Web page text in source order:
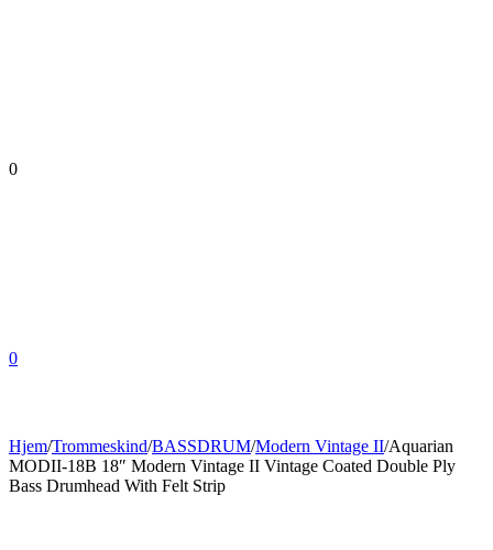
0
0
Hjem/Trommeskind/BASSDRUM/Modern Vintage II/Aquarian
MODII-18B 18″ Modern Vintage II Vintage Coated Double Ply
Bass Drumhead With Felt Strip